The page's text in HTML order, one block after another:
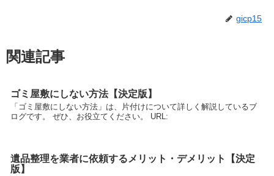
gicp15
関連記事
ゴミ屋敷にしない方法【決定版】
「ゴミ屋敷にしない方法」は、片付けについて詳しく解説しているブ
ログです。 ぜひ、お役立てください。 URL:
遺品整理を業者に依頼するメリット・デメリット【決定
版】